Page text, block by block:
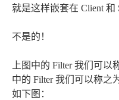
就是这样嵌套在 Client 和
不是的！
上图中的 Filter 我们可以
中的 Filter 我们可以称之
如下图：